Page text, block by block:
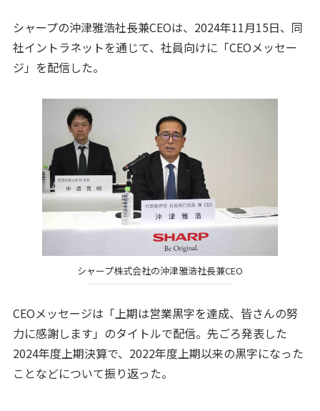
シャープの沖津雅浩社長兼CEOは、2024年11月15日、同
社イントラネットを通じて、社員向けに「CEOメッセー
ジ」を配信した。
シャープ株式会社の沖津雅浩社長兼CEO
CEOメッセージは「上期は営業黒字を達成、皆さんの努
力に感謝します」のタイトルで配信。先ごろ発表した
2024年度上期決算で、2022年度上期以来の黒字になった
ことなどについて振り返った。